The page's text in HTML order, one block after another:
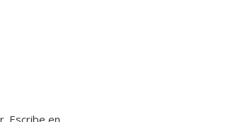
Escribe en